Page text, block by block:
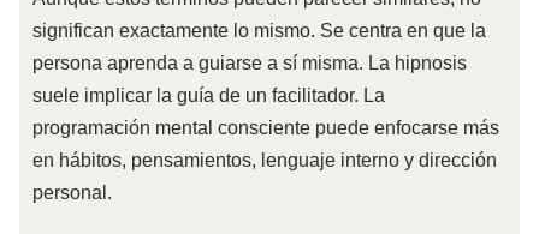
significan exactamente lo mismo. Se centra en que la
persona aprenda a guiarse a sí misma. La hipnosis
suele implicar la guía de un facilitador. La
programación mental consciente puede enfocarse más
en hábitos, pensamientos, lenguaje interno y dirección
personal.